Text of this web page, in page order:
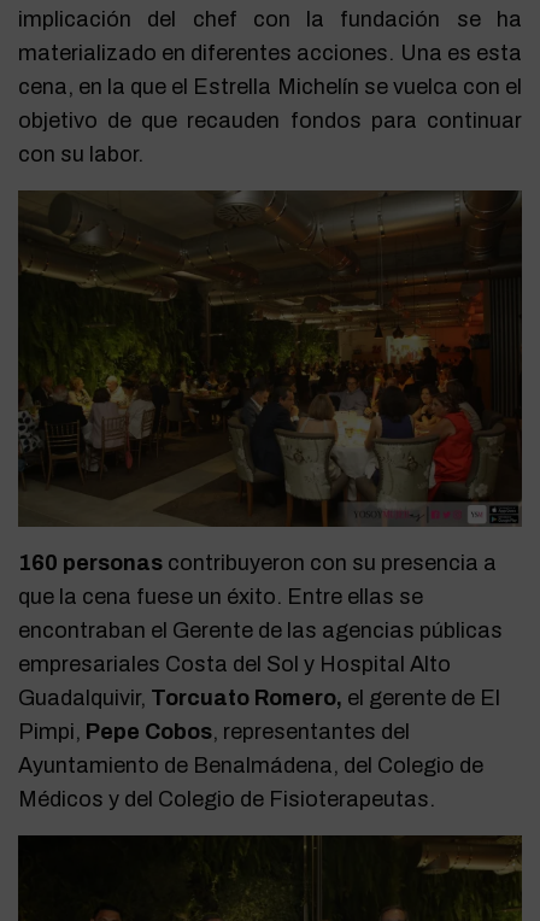
implicación del chef con la fundación se ha
materializado en diferentes acciones. Una es esta
cena, en la que el Estrella Michelín se vuelca con el
objetivo de que recauden fondos para continuar
con su labor.
160 personas contribuyeron con su presencia a
que la cena fuese un éxito. Entre ellas se
encontraban el Gerente de las agencias públicas
empresariales Costa del Sol y Hospital Alto
Guadalquivir, Torcuato Romero, el gerente de El
Pimpi, Pepe Cobos, representantes del
Ayuntamiento de Benalmádena, del Colegio de
Médicos y del Colegio de Fisioterapeutas.